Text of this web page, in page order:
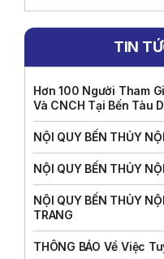
TIN
Hơn 100 Người Tham
Và CNCH Tại Bến Tàu
NỘI QUY BẾN THỦY
NỘI QUY BẾN THỦY
NỘI QUY BẾN THỦY
TRANG
THÔNG BÁO Về Việc